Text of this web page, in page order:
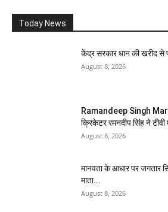
Today News
केंद्र सरकार धान की खरीद से
August 8, 2026
Ramandeep Singh
क्रिकेटर रमनदीप सिंह ने
August 8, 2026
मानवता के आधार पर जगतार
माता...
August 8, 2026